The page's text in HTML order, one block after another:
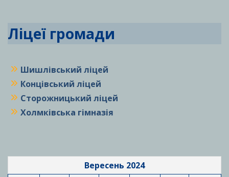
Ліцеї громади
Шишлівський ліцей
Концівський ліцей
Сторожницький ліцей
Холмківська гімназія
Вересень 2024